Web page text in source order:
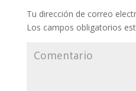
Tu dirección de correo
Los campos obligatorios